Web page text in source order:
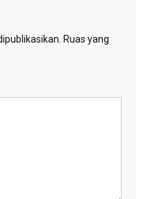
Ruas yang